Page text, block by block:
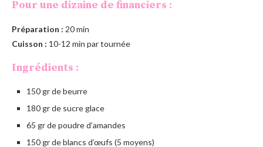
Pour une dizaine de financiers :
Préparation : 20 min
Cuisson : 10-12 min par tournée
Ingrédients :
150 gr de beurre
180 gr de sucre glace
65 gr de poudre d’amandes
150 gr de blancs d’œufs (5 moyens)